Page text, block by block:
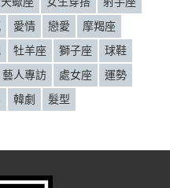
愛情 戀愛
摩羯座
牡羊座 獅子座
球鞋
藝人專訪 處女座
運勢
韓劇 髮型